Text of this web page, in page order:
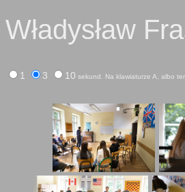
Władysław
1 3 10 sekund. Na klawiaturze A, albo